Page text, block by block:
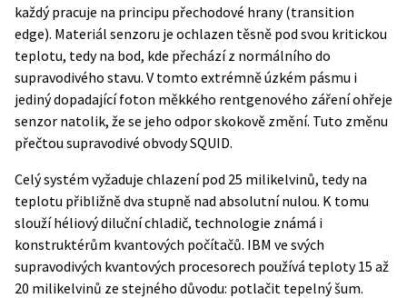
každý pracuje na principu přechodové hrany (transition
edge). Materiál senzoru je ochlazen těsně pod svou kritickou
teplotu, tedy na bod, kde přechází z normálního do
supravodivého stavu. V tomto extrémně úzkém pásmu i
jediný dopadající foton měkkého rentgenového záření ohřeje
senzor natolik, že se jeho odpor skokově změní. Tuto změnu
přečtou supravodivé obvody SQUID.
Celý systém vyžaduje chlazení pod 25 milikelvinů, tedy na
teplotu přibližně dva stupně nad absolutní nulou. K tomu
slouží héliový diluční chladič, technologie známá i
konstruktérům kvantových počítačů. IBM ve svých
supravodivých kvantových procesorech používá teploty 15 až
20 milikelvinů ze stejného důvodu: potlačit tepelný šum.